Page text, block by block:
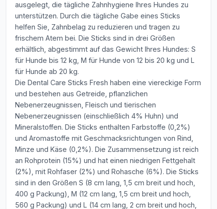
ausgelegt, die tägliche Zahnhygiene Ihres Hundes zu
unterstützen. Durch die tägliche Gabe eines Sticks
helfen Sie, Zahnbelag zu reduzieren und tragen zu
frischem Atem bei. Die Sticks sind in drei Größen
erhältlich, abgestimmt auf das Gewicht Ihres Hundes: S
für Hunde bis 12 kg, M für Hunde von 12 bis 20 kg und L
für Hunde ab 20 kg.
Die Dental Care Sticks Fresh haben eine viereckige Form
und bestehen aus Getreide, pflanzlichen
Nebenerzeugnissen, Fleisch und tierischen
Nebenerzeugnissen (einschließlich 4% Huhn) und
Mineralstoffen. Die Sticks enthalten Farbstoffe (0,2%)
und Aromastoffe mit Geschmacksrichtungen von Rind,
Minze und Käse (0,2%). Die Zusammensetzung ist reich
an Rohprotein (15%) und hat einen niedrigen Fettgehalt
(2%), mit Rohfaser (2%) und Rohasche (6%). Die Sticks
sind in den Größen S (8 cm lang, 1,5 cm breit und hoch,
400 g Packung), M (12 cm lang, 1,5 cm breit und hoch,
560 g Packung) und L (14 cm lang, 2 cm breit und hoch,